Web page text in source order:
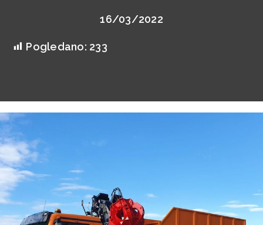
16/03/2022
Pogledano: 233